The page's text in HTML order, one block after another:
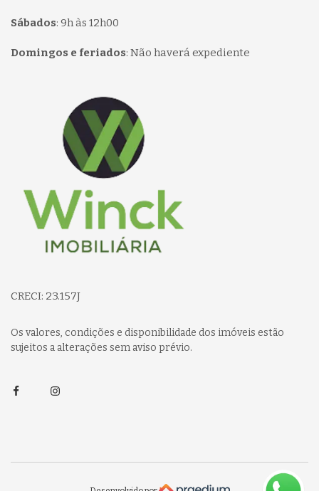
Sábados: 9h às 12h00
Domingos e feriados: Não haverá expediente
Página inicial
CRECI: 23.157J
Os valores, condições e disponibilidade dos imóveis estão
sujeitos a alterações sem aviso prévio.
FacebookInstagram